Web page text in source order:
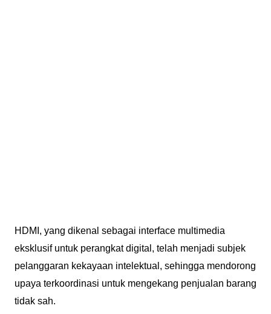
HDMI, yang dikenal sebagai interface multimedia
eksklusif untuk perangkat digital, telah menjadi subjek
pelanggaran kekayaan intelektual, sehingga mendorong
upaya terkoordinasi untuk mengekang penjualan barang
tidak sah.